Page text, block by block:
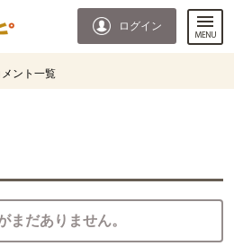
ログイン
メント一覧
まだありません。